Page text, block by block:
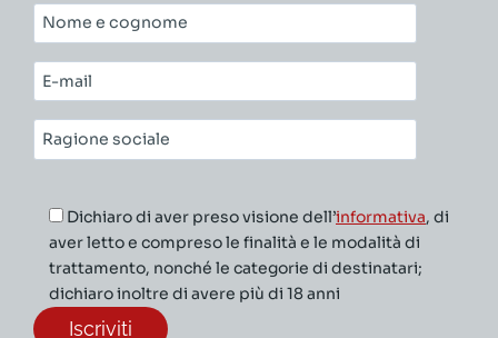
Nome
e
cognome*
E-
mail*
Ragione
sociale*
Dichiaro di aver preso visione dell’informativa, di
aver letto e compreso le finalità e le modalità di
trattamento, nonché le categorie di destinatari;
dichiaro inoltre di avere più di 18 anni